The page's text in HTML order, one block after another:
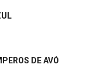
DE AVÓ